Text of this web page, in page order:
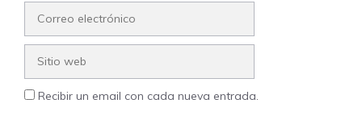
Recibir un email con cada nueva entrada.